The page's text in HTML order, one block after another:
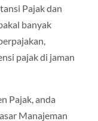
Pajak dan
banyak
pajak di jaman
Pajak, anda
Manajeman